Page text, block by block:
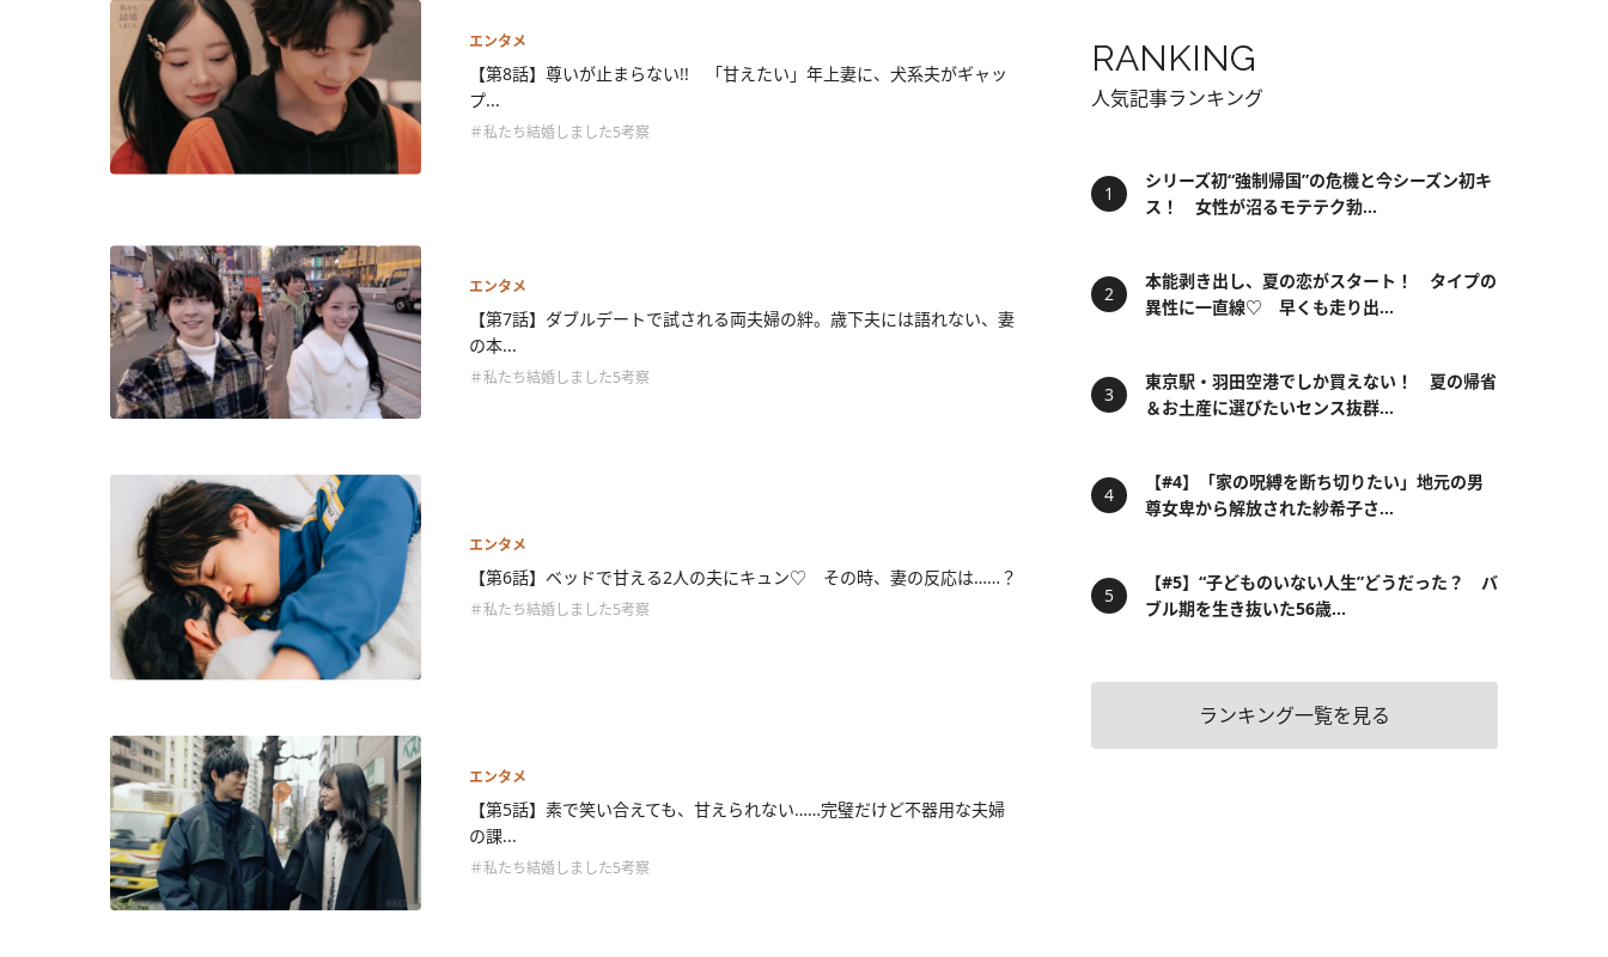
エンタメ
【第8話】尊いが止まらない!! 「甘えたい」年上妻に、犬系夫がギャッ
プ...
＃私たち結婚しました5考察
エンタメ
【第7話】ダブルデートで試される両夫婦の絆。歳下夫には語れない、妻
の本...
＃私たち結婚しました5考察
エンタメ
【第6話】ベッドで甘える2人の夫にキュン♡ その時、妻の反応は……？
＃私たち結婚しました5考察
エンタメ
【第5話】素で笑い合えても、甘えられない……完璧だけど不器用な夫婦
の課...
＃私たち結婚しました5考察
RANKING
人気記事ランキング
シリーズ初“強制帰国”の危機と今シーズン初キ
ス！ 女性が沼るモテテク勃...
本能剥き出し、夏の恋がスタート！ タイプの
異性に一直線♡ 早くも走り出...
東京駅・羽田空港でしか買えない！ 夏の帰省
＆お土産に選びたいセンス抜群...
【#4】「家の呪縛を断ち切りたい」地元の男
尊女卑から解放された紗希子さ...
【#5】“子どものいない人生”どうだった？ バ
ブル期を生き抜いた56歳...
ランキング一覧を見る